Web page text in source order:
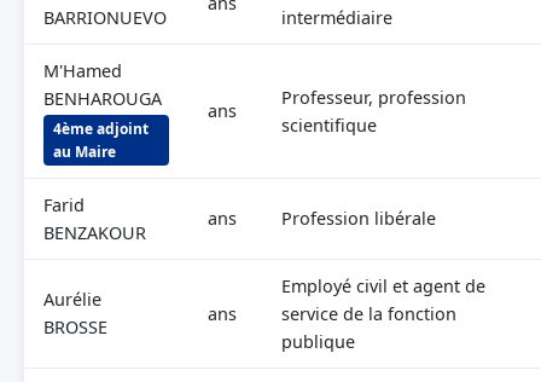
BARRIONUEVO
intermédiaire
M'Hamed
BENHAROUGA
4ème adjoint
au Maire
ans
Professeur, profession
scientifique
Farid
BENZAKOUR
ans Profession libérale
Aurélie
BROSSE
ans
Employé civil et agent de
service de la fonction
publique